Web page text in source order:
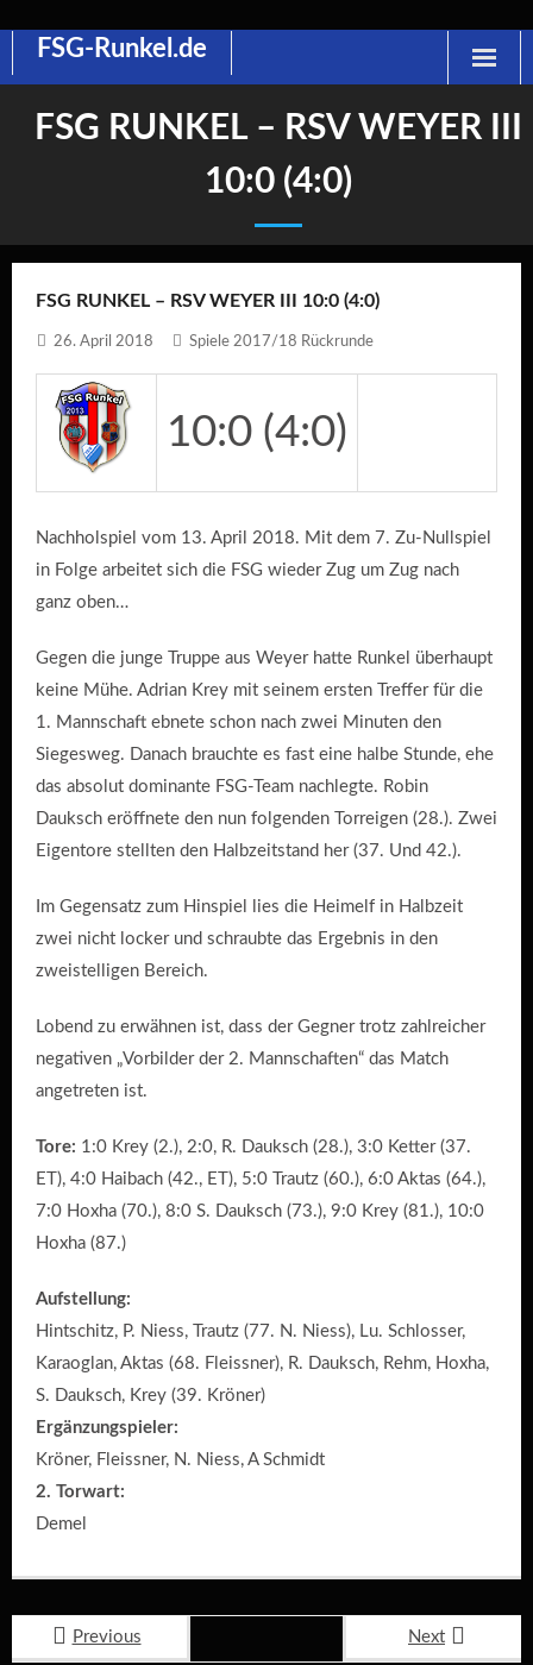
to
content
FSG-Runkel.de
FSG RUNKEL – RSV WEYER III
10:0 (4:0)
FSG RUNKEL – RSV WEYER III 10:0 (4:0)
26. April 2018 Spiele 2017/18 Rückrunde
10:0 (4:0)
Nachholspiel vom 13. April 2018. Mit dem 7. Zu-Nullspiel
in Folge arbeitet sich die FSG wieder Zug um Zug nach
ganz oben…
Gegen die junge Truppe aus Weyer hatte Runkel überhaupt
keine Mühe. Adrian Krey mit seinem ersten Treffer für die
1. Mannschaft ebnete schon nach zwei Minuten den
Siegesweg. Danach brauchte es fast eine halbe Stunde, ehe
das absolut dominante FSG-Team nachlegte. Robin
Dauksch eröffnete den nun folgenden Torreigen (28.). Zwei
Eigentore stellten den Halbzeitstand her (37. Und 42.).
Im Gegensatz zum Hinspiel lies die Heimelf in Halbzeit
zwei nicht locker und schraubte das Ergebnis in den
zweistelligen Bereich.
Lobend zu erwähnen ist, dass der Gegner trotz zahlreicher
negativen „Vorbilder der 2. Mannschaften“ das Match
angetreten ist.
Tore: 1:0 Krey (2.), 2:0, R. Dauksch (28.), 3:0 Ketter (37.
ET), 4:0 Haibach (42., ET), 5:0 Trautz (60.), 6:0 Aktas (64.),
7:0 Hoxha (70.), 8:0 S. Dauksch (73.), 9:0 Krey (81.), 10:0
Hoxha (87.)
Aufstellung:
Hintschitz, P. Niess, Trautz (77. N. Niess), Lu. Schlosser,
Karaoglan, Aktas (68. Fleissner), R. Dauksch, Rehm, Hoxha,
S. Dauksch, Krey (39. Kröner)
Ergänzungspieler:
Kröner, Fleissner, N. Niess, A Schmidt
2. Torwart:
Demel
Previous Next